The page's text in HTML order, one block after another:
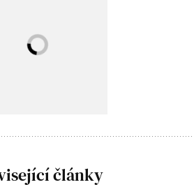
články